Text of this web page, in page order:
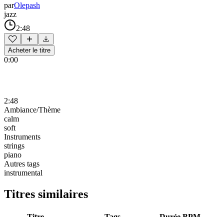
parOlepash
jazz
2:48
Acheter le titre
0:00
2:48
Ambiance/Thème
calm
soft
Instruments
strings
piano
Autres tags
instrumental
Titres similaires